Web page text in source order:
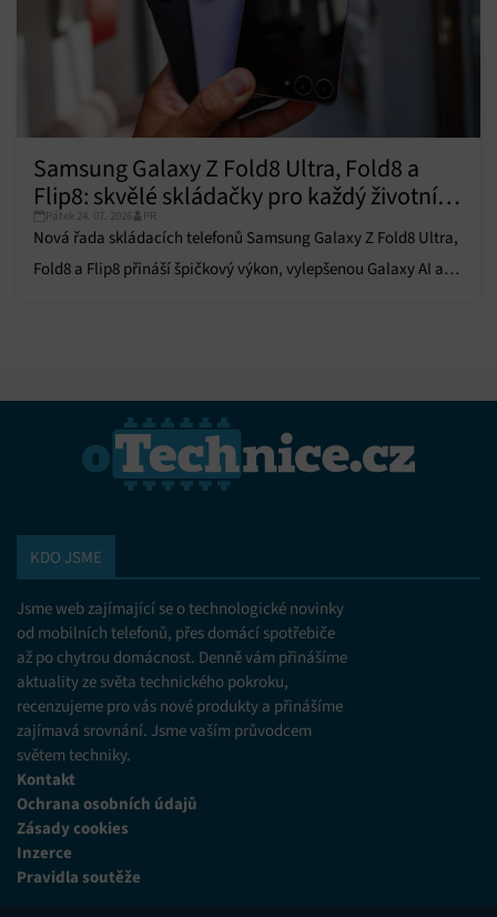
Samsung Galaxy Z Fold8 Ultra, Fold8 a
Flip8: skvělé skládačky pro každý životní
styl
Pátek 24. 07. 2026 PR
Nová řada skládacích telefonů Samsung Galaxy Z Fold8 Ultra,
Fold8 a Flip8 přináší špičkový výkon, vylepšenou Galaxy AI a
KDO JSME
Jsme web zajímající se o technologické novinky
od mobilních telefonů, přes domácí spotřebiče
až po chytrou domácnost. Denně vám přinášíme
aktuality ze světa technického pokroku,
recenzujeme pro vás nové produkty a přinášíme
zajímavá srovnání. Jsme vaším průvodcem
světem techniky.
Kontakt
Ochrana osobních údajů
Zásady cookies
Inzerce
Pravidla soutěže